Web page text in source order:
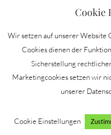
Darf nicht fehlen -
Tourenbuch
Cookie
Wir setzen auf unserer Website
Cookies dienen der
Sicherstellung
Marketingcookies setzen wir
unserer
Cookie Einstellungen